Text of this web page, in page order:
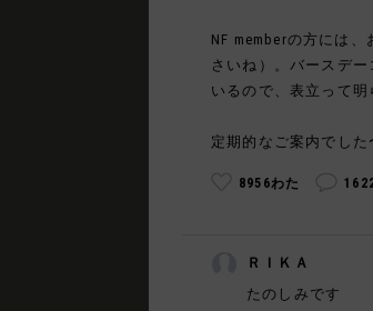
NF memberの方には
さいね）。バースデ
いるので、表立って明
定期的なご案内でした
8956わた
ＲＩＫＡ
たのしみです